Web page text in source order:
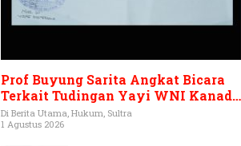
Prof Buyung Sarita Angkat Bicara
Terkait Tudingan Yayi WNI Kanada
Ditagih Utang Rp3,6 Miliar
Di Berita Utama, Hukum, Sultra
1 Agustus 2026